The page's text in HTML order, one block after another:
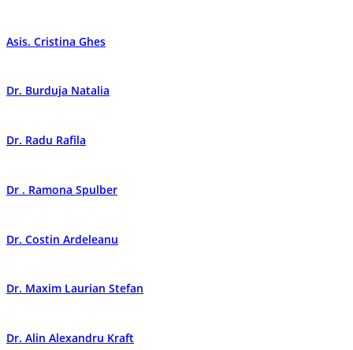
Asis. Cristina Ghes
Dr. Burduja Natalia
Dr. Radu Rafila
Dr . Ramona Spulber
Dr. Costin Ardeleanu
Dr. Maxim Laurian Stefan
Dr. Alin Alexandru Kraft